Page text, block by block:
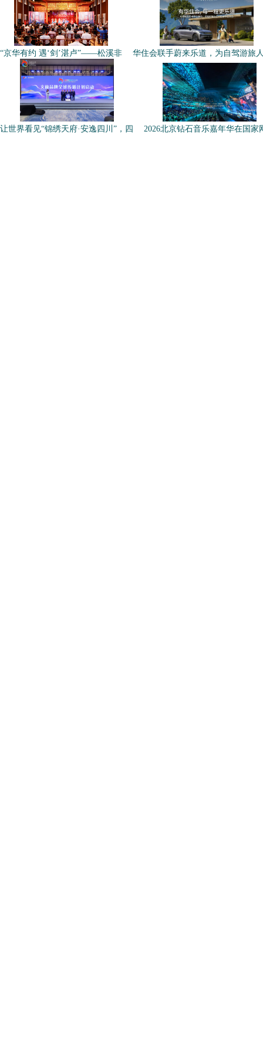
“京华有约 遇‘剑’湛卢”——松溪非 华住会联手蔚来乐道，为自驾游旅
让世界看见“锦绣天府·安逸四川”，四 2026北京钻石音乐嘉年华在国家